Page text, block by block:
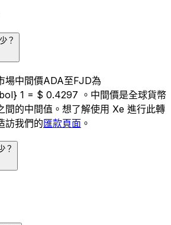
？
場中間價ADA至FJD為
1 = $ 0.4297 。中間價是全球貨幣
間的中間值。想了解使用 Xe 進行此轉
訪我們的匯款頁面 。
？